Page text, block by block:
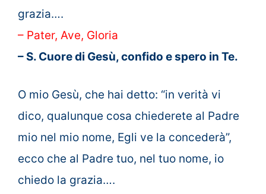
grazia….
– Pater, Ave, Gloria
– S. Cuore di Gesù, confido e spero in Te.
O mio Gesù, che hai detto: “in verità vi
dico, qualunque cosa chiederete al Padre
mio nel mio nome, Egli ve la concederà”,
ecco che al Padre tuo, nel tuo nome, io
chiedo la grazia….